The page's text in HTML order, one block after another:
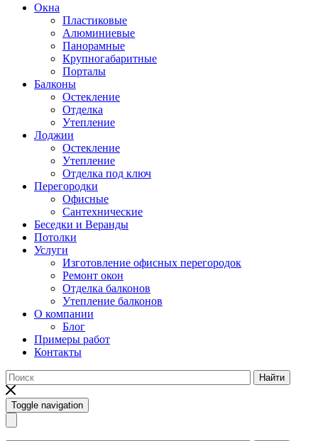
Окна
Пластиковые
Алюминиевые
Панорамные
Крупногабаритные
Порталы
Балконы
Остекление
Отделка
Утепление
Лоджии
Остекление
Утепление
Отделка под ключ
Перегородки
Офисные
Сантехнические
Беседки и Веранды
Потолки
Услуги
Изготовление офисных перегородок
Ремонт окон
Отделка балконов
Утепление балконов
О компании
Блог
Примеры работ
Контакты
Найти
Toggle navigation